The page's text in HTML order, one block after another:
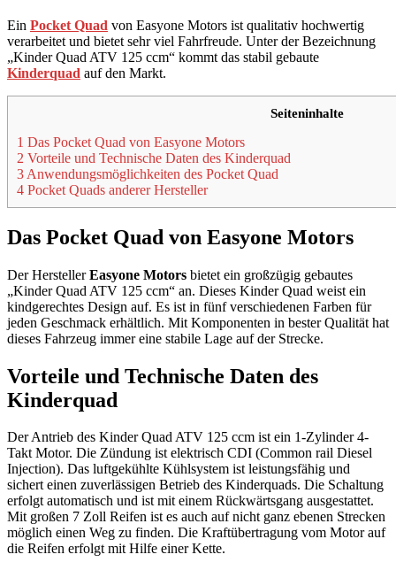
Ein Pocket Quad von Easyone Motors ist qualitativ hochwertig
verarbeitet und bietet sehr viel Fahrfreude. Unter der Bezeichnung
„Kinder Quad ATV 125 ccm“ kommt das stabil gebaute
Kinderquad auf den Markt.
Seiteninhalte
1 Das Pocket Quad von Easyone Motors
2 Vorteile und Technische Daten des Kinderquad
3 Anwendungsmöglichkeiten des Pocket Quad
4 Pocket Quads anderer Hersteller
Das Pocket Quad von Easyone Motors
Der HerstellerEasyone Motors bietet ein großzügig gebautes
„Kinder Quad ATV 125 ccm“ an. Dieses Kinder Quad weist ein
kindgerechtes Design auf. Es ist in fünf verschiedenen Farben für
jeden Geschmack erhältlich. Mit Komponenten in bester Qualität hat
dieses Fahrzeug immer eine stabile Lage auf der Strecke.
Vorteile und Technische Daten des
Kinderquad
Der Antrieb des Kinder Quad ATV 125 ccm ist ein 1-Zylinder 4-
Takt Motor. Die Zündung ist elektrisch CDI (Common rail Diesel
Injection). Das luftgekühlte Kühlsystem ist leistungsfähig und
sichert einen zuverlässigen Betrieb des Kinderquads. Die Schaltung
erfolgt automatisch und ist mit einem Rückwärtsgang ausgestattet.
Mit großen 7 Zoll Reifen ist es auch auf nicht ganz ebenen Strecken
möglich einen Weg zu finden. Die Kraftübertragung vom Motor auf
die Reifen erfolgt mit Hilfe einer Kette.